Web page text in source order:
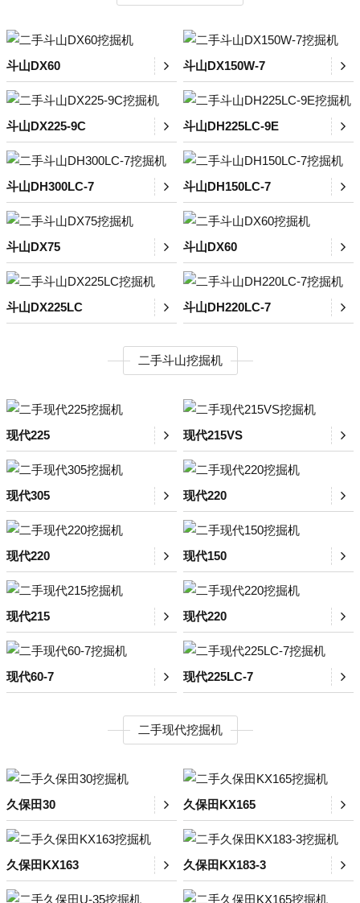
斗山DX60 斗山DX150W-7
斗山DX225-9C 斗山DH225LC-9E
斗山DH300LC-7 斗山DH150LC-7
斗山DX75 斗山DX60
斗山DX225LC 斗山DH220LC-7
二手斗山挖掘机
现代225 现代215VS
现代305 现代220
现代220 现代150
现代215 现代220
现代60-7 现代225LC-7
二手现代挖掘机
久保田30 久保田KX165
久保田KX163 久保田KX183-3